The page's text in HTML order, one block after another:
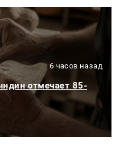
6 часов назад
отмечает 85-